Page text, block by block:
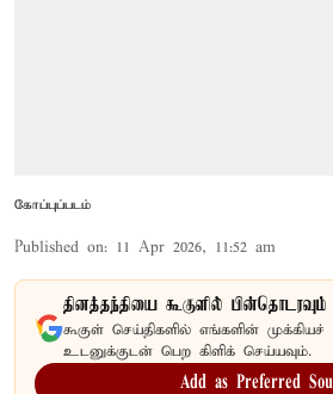
கோப்புப்படம்
Published on: 11 Apr 2026, 11:52 am
தினத்தந்தியை கூகுளில் பின்தொடரவும்
கூகுள் செய்திகளில் எங்களின்
உடனுக்குடன் பெற கிளிக் செய்யவும்.
Add as Preferred